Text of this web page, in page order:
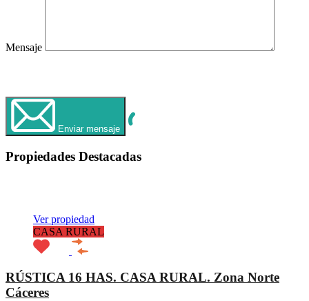
Mensaje
Enviar mensaje
Propiedades Destacadas
Ver propiedad
CASA RURAL
RÚSTICA 16 HAS. CASA RURAL. Zona Norte
Cáceres